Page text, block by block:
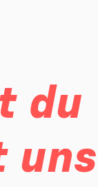
du
uns